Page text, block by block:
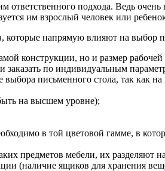
подхода. Ведь очень
им взрослый человек или
которые напрямую влияют на выбор
конструкции, но и размер
заказать по индивидуальным
выбора письменного стола, так как
на высшем уровне);
в той цветовой гамме, в
предметов мебели, их
(наличие ящиков для хранения